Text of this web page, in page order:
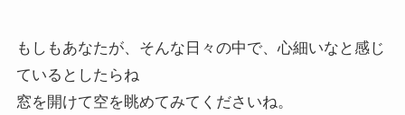
もしもあなたが、そんな日々の中で、心細いなと感じ
ているとしたらね
窓を開けて空を眺めてみてくださいね。